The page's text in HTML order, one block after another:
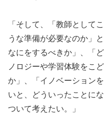
「そして、「教師として
うな準備が必要なのか」
なにをするべきか」、「
ノロジーや学習体験をこ
か」、「イノベーション
いと、どういったことに
ついて考えたい。」